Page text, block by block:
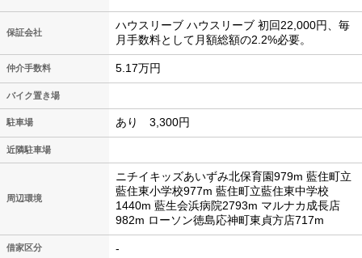
保証会社
ハウスリーブ ハウスリーブ 初回22,000円、毎
月手数料として月額総額の2.2%必要。
仲介手数料 5.17万円
バイク置き場
駐車場 あり 3,300円
近隣駐車場
周辺環境
ニチイキッズあいずみ北保育園979m 藍住町立
藍住東小学校977m 藍住町立藍住東中学校
1440m 藍生会浜病院2793m マルナカ成長店
982m ローソン徳島応神町東貞方店717m
借家区分 -